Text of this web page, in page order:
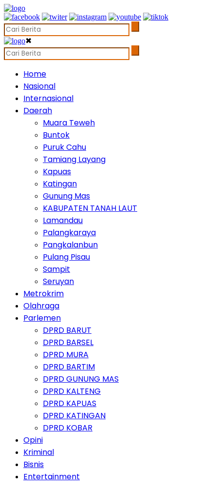
✖
Home
Nasional
Internasional
Daerah
Muara Teweh
Buntok
Puruk Cahu
Tamiang Layang
Kapuas
Katingan
Gunung Mas
KABUPATEN TANAH LAUT
Lamandau
Palangkaraya
Pangkalanbun
Pulang Pisau
Sampit
Seruyan
Metrokrim
Olahraga
Parlemen
DPRD BARUT
DPRD BARSEL
DPRD MURA
DPRD BARTIM
DPRD GUNUNG MAS
DPRD KALTENG
DPRD KAPUAS
DPRD KATINGAN
DPRD KOBAR
Opini
Kriminal
Bisnis
Entertainment